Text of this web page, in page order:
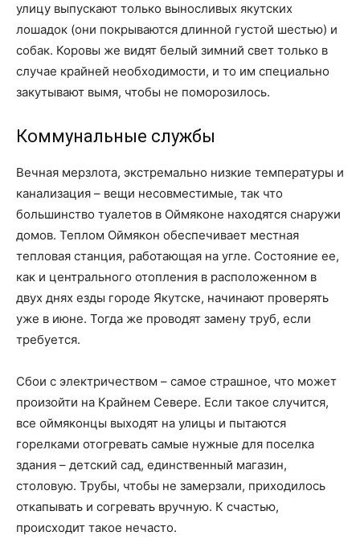
улицу выпускают только выносливых якутских
лошадок (они покрываются длинной густой шестью) и
собак. Коровы же видят белый зимний свет только в
случае крайней необходимости, и то им специально
закутывают вымя, чтобы не поморозилось.
Коммунальные службы
Вечная мерзлота, экстремально низкие температуры и
канализация – вещи несовместимые, так что
большинство туалетов в Оймяконе находятся снаружи
домов. Теплом Оймякон обеспечивает местная
тепловая станция, работающая на угле. Состояние ее,
как и центрального отопления в расположенном в
двух днях езды городе Якутске, начинают проверять
уже в июне. Тогда же проводят замену труб, если
требуется.
Сбои с электричеством – самое страшное, что может
произойти на Крайнем Севере. Если такое случится,
все оймяконцы выходят на улицы и пытаются
горелками отогревать самые нужные для поселка
здания – детский сад, единственный магазин,
столовую. Трубы, чтобы не замерзали, приходилось
откапывать и согревать вручную. К счастью,
происходит такое нечасто.